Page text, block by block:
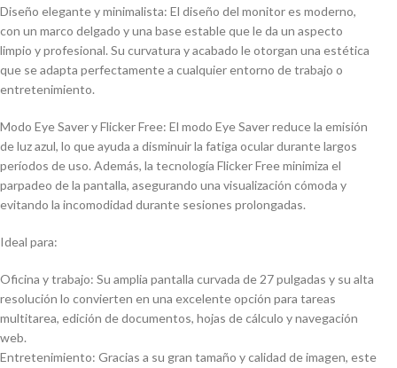
Diseño elegante y minimalista: El diseño del monitor es moderno,
con un marco delgado y una base estable que le da un aspecto
limpio y profesional. Su curvatura y acabado le otorgan una estética
que se adapta perfectamente a cualquier entorno de trabajo o
entretenimiento.
Modo Eye Saver y Flicker Free: El modo Eye Saver reduce la emisión
de luz azul, lo que ayuda a disminuir la fatiga ocular durante largos
períodos de uso. Además, la tecnología Flicker Free minimiza el
parpadeo de la pantalla, asegurando una visualización cómoda y
evitando la incomodidad durante sesiones prolongadas.
Ideal para:
Oficina y trabajo: Su amplia pantalla curvada de 27 pulgadas y su alta
resolución lo convierten en una excelente opción para tareas
multitarea, edición de documentos, hojas de cálculo y navegación
web.
Entretenimiento: Gracias a su gran tamaño y calidad de imagen, este